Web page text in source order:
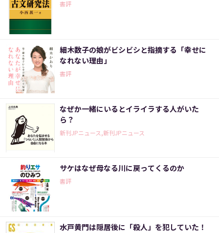
書評
細木数子の娘がビシビシと指摘する「幸せに
なれない理由」
書評
なぜか一緒にいるとイライラする人がいた
ら？
新刊JPニュース,新刊JPニュース
サケはなぜ母なる川に戻ってくるのか
書評
水戸黄門は隠居後に「殺人」を犯していた！